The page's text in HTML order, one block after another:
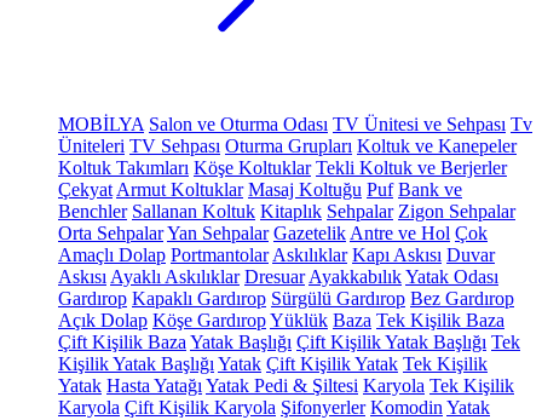
MOBİLYA Salon ve Oturma Odası TV Ünitesi ve Sehpası Tv
Üniteleri TV Sehpası Oturma Grupları Koltuk ve Kanepeler
Koltuk Takımları Köşe Koltuklar Tekli Koltuk ve Berjerler
Çekyat Armut Koltuklar Masaj Koltuğu Puf Bank ve
Benchler Sallanan Koltuk Kitaplık Sehpalar Zigon Sehpalar
Orta SehpalarYan Sehpalar Gazetelik Antre ve Hol Çok
Amaçlı Dolap Portmantolar Askılıklar Kapı Askısı Duvar
Askısı Ayaklı Askılıklar Dresuar AyakkabılıkYatak Odası
Gardırop Kapaklı Gardırop Sürgülü Gardırop Bez Gardırop
Açık Dolap Köşe GardıropYüklük Baza Tek Kişilik Baza
Çift Kişilik Baza Yatak Başlığı Çift Kişilik Yatak Başlığı Tek
Kişilik Yatak Başlığı Yatak Çift Kişilik Yatak Tek Kişilik
Yatak Hasta Yatağı Yatak Pedi & Şiltesi Karyola Tek Kişilik
Karyola Çift Kişilik Karyola Şifonyerler Komodin Yatak